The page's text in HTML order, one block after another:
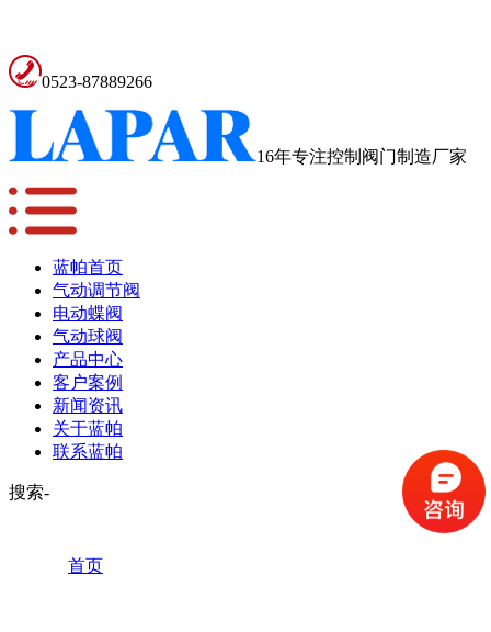
0523-87889266
16年专注控制阀门制造厂家
蓝帕首页
气动调节阀
电动蝶阀
气动球阀
产品中心
客户案例
新闻资讯
关于蓝帕
联系蓝帕
搜索-
首页